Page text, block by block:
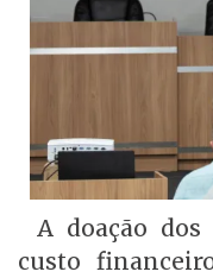
A doação
custo